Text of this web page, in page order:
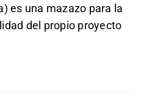
es una mazazo para la
del propio proyecto